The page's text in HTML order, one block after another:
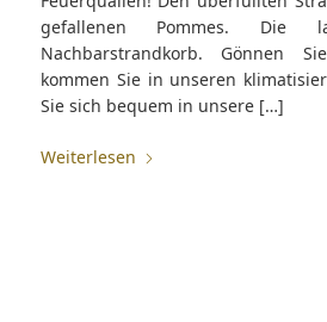
gefallenen Pommes. Die
Nachbarstrandkorb. Gönnen
kommen Sie in unseren
Sie sich bequem in unsere […]
Weiterlesen